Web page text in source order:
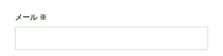
メール ※